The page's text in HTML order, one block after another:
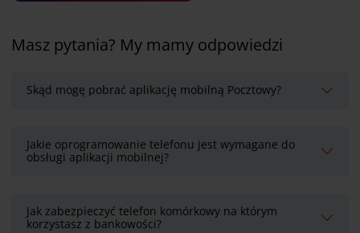
Masz pytania? My mamy odpowiedzi
Skąd mogę pobrać aplikację mobilną Pocztowy?
Jakie oprogramowanie telefonu jest wymagane do
obsługi aplikacji mobilnej?
Jak zabezpieczyć telefon komórkowy na którym
korzystasz z bankowości?